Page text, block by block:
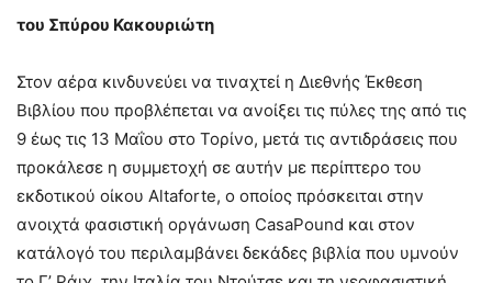
του Σπύρου Κακουριώτη
Στον αέρα κινδυνεύει να τιναχτεί η Διεθνής Έκθεση
Βιβλίου που προβλέπεται να ανοίξει τις πύλες της από τις
9 έως τις 13 Μαΐου στο Τορίνο, μετά τις αντιδράσεις που
προκάλεσε η συμμετοχή σε αυτήν με περίπτερο του
εκδοτικού οίκου Altaforte, ο οποίος πρόσκειται στην
ανοιχτά φασιστική οργάνωση CasaPound και στον
κατάλογό του περιλαμβάνει δεκάδες βιβλία που υμνούν